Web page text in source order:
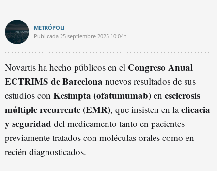
METRÓPOLI
Publicada 25 septiembre 2025 10:04h
Novartis ha hecho públicos en el Congreso Anual
ECTRIMS de Barcelona nuevos resultados de sus
estudios con Kesimpta (ofatumumab) en esclerosis
múltiple recurrente (EMR), que insisten en laeficacia
y seguridad del medicamento tanto en pacientes
previamente tratados con moléculas orales como en
recién diagnosticados.